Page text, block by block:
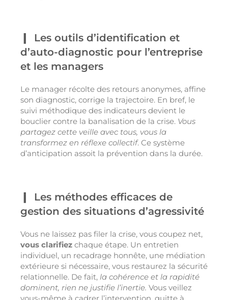
Les outils d’identification et
d’auto-diagnostic pour l’entreprise
et les managers
Le manager récolte des retours anonymes, affine
son diagnostic, corrige la trajectoire. En bref, le
suivi méthodique des indicateurs devient le
bouclier contre la banalisation de la crise. Vous
partagez cette veille avec tous, vous la
transformez en réflexe collectif. Ce système
d’anticipation assoit la prévention dans la durée.
Les méthodes efficaces de
gestion des situations d’agressivité
Vous ne laissez pas filer la crise, vous coupez net,
vous clarifiez chaque étape. Un entretien
individuel, un recadrage honnête, une médiation
extérieure si nécessaire, vous restaurez la sécurité
relationnelle. De fait, la cohérence et la rapidité
dominent, rien ne justifie l’inertie. Vous veillez